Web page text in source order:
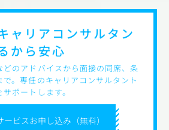
略の設計
、SNS等）を統合したメディア／
テーションおよび実施計画への落と
証、改善提案、PDCAの推進
リエーティブチーム、データマーケ
チームなど、社内外関係者との連
ビスお申し込み（無料）
ャリアコンサルタン
から安心
どのアドバイスから面接の同席、条
。専任のキャリアコンサルタント
ポートします。